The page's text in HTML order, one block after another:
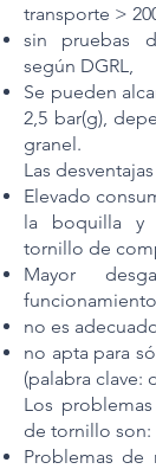
transporte >
sin pruebas
según DGRL,
Se pueden
2,5 bar(g),
granel.
Las
Elevado
la boquilla y
tornillo de
Mayor
no es
no apta para
(palabra clave:
Los
de tornillo son:
Problemas